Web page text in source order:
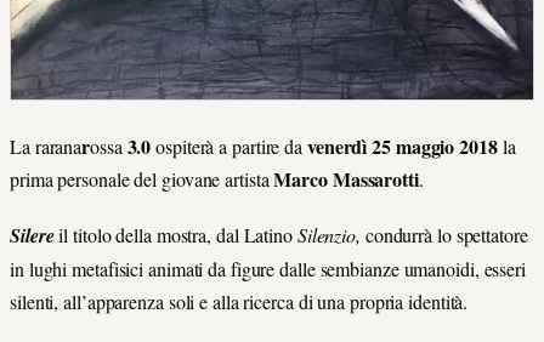
La raranarossa 3.0ospiterà a partire da venerdì 25 maggio 2018la
prima personale del giovane artistaMarco Massarotti.
Silereil titolo della mostra, dal LatinoSilenzio, condurrà lo spettatore
in lughi metafisici animati da figure dalle sembianze umanoidi, esseri
silenti, all’apparenza soli e alla ricerca di una propria identità.